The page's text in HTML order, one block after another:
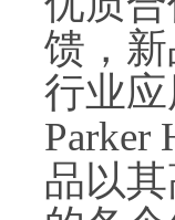
馈，
行业
Parker
品以